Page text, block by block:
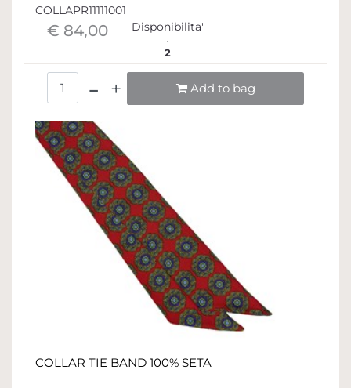
COLLAPR11111001
€ 84,00 Disponibilita'
2
Add to bag
COLLAR TIE BAND 100% SETA